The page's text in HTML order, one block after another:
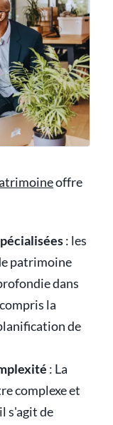
offre
: les
patrimoine
dans
la
de
: La
complexe et
s'agit de